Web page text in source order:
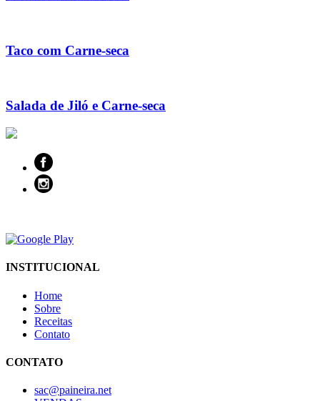
Taco com Carne-seca
Salada de Jiló e Carne-seca
INSTITUCIONAL
Home
Sobre
Receitas
Contato
CONTATO
sac@paineira.net